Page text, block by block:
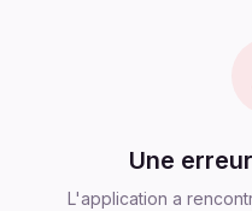
Une
L'application a